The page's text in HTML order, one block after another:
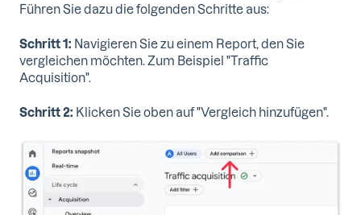
Führen Sie dazu die folgenden Schritte aus:
Schritt 1: Navigieren Sie zu einem Report, den Sie
vergleichen möchten. Zum Beispiel "Traffic
Acquisition".
Schritt 2: Klicken Sie oben auf "Vergleich hinzufügen".